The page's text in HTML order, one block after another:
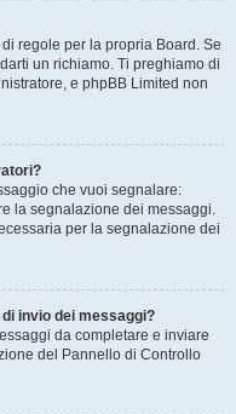
regole per la propria Board. Se
un richiamo. Ti preghiamo di
e phpBB Limited non
che vuoi segnalare:
la segnalazione dei messaggi.
per la segnalazione dei
invio dei messaggi?
da completare e inviare
del Pannello di Controllo